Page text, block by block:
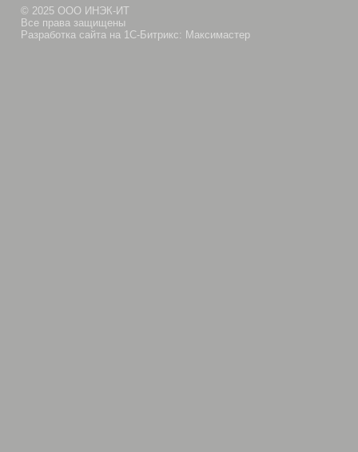
© 2025 ООО ИНЭК-ИТ
Все права защищены
Разработка сайта на 1С-Битрикс: Максимастер